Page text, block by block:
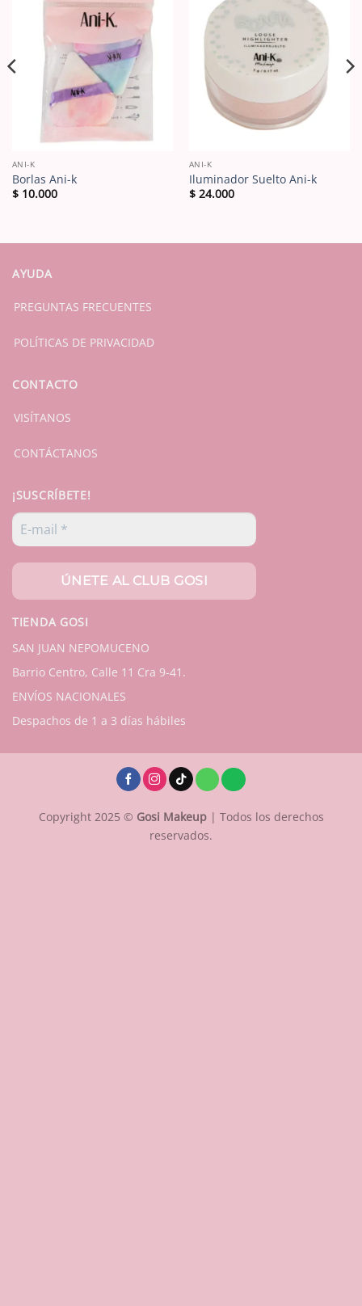
ANI-K
Borlas Ani-k
$10.000
ANI-K
Iluminador Suelto Ani-k
$24.000
AYUDA
PREGUNTAS FRECUENTES
POLÍTICAS DE PRIVACIDAD
CONTACTO
VISÍTANOS
CONTÁCTANOS
¡SUSCRÍBETE!
TIENDA GOSI
SAN JUAN NEPOMUCENO
Barrio Centro, Calle 11 Cra 9-41.
ENVÍOS NACIONALES
Despachos de 1 a 3 días hábiles
Copyright 2025 © Gosi Makeup | Todos los derechos
reservados.